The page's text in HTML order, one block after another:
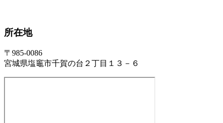
所在地
〒985-0086
宮城県塩竈市千賀の台２丁目１３－６